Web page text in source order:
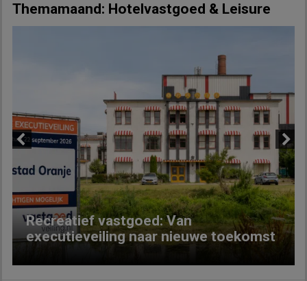
Themamaand: Hotelvastgoed & Leisure
Recreatief vastgoed: Van
executieveiling naar nieuwe toekomst
Next